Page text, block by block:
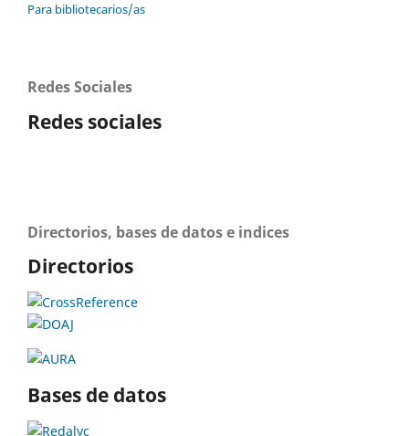
Para bibliotecarios/as
Redes Sociales
Redes sociales
Directorios, bases de datos e indices
Directorios
Bases de datos